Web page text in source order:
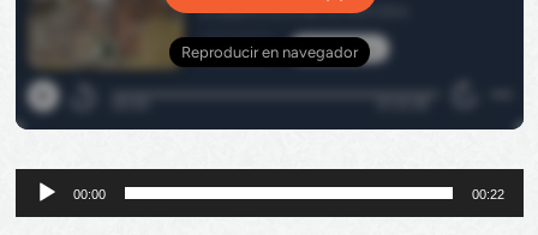
Reproductor
de
00:00 00:22